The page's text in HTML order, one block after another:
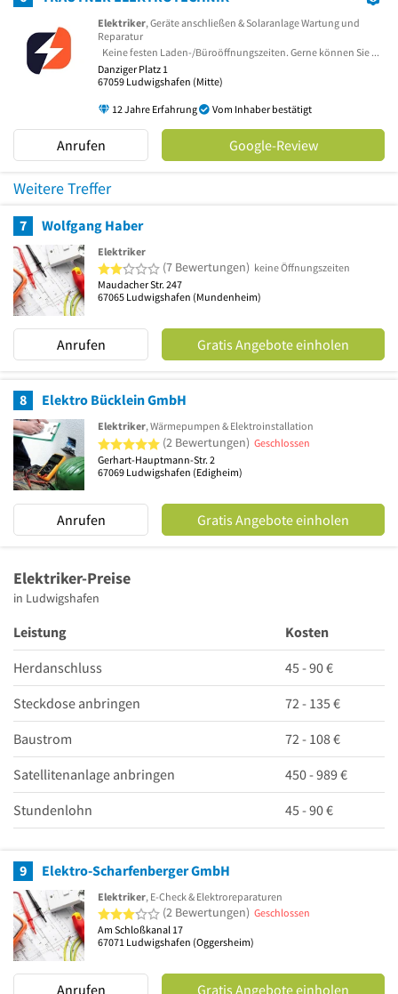
Elektriker, Geräte anschließen & Solaranlage Wartung und
Reparatur
Keine festen Laden-/Büroöffnungszeiten. Gerne können Sie per EMail oder Telefon einen Termin mit uns ausmachen. An unserere Smart-Home Ausstellungswand können Sie sich ein gutes Bild über unser Produktportfolio im Bereich Smart-Home machen.
Danziger Platz 1
67059 Ludwigshafen (Mitte)
12 Jahre Erfahrung Vom Inhaber bestätigt
Anrufen Google-Review
Weitere Treffer
7 Wolfgang Haber
Elektriker
2 von 5 Sternen
(7 Bewertungen) keine Öffnungszeiten
Maudacher Str. 247
67065 Ludwigshafen (Mundenheim)
Anrufen Gratis Angebote einholen
8 Elektro Bücklein GmbH
Elektriker, Wärmepumpen & Elektroinstallation
5 von 5 Sternen
(2 Bewertungen) Geschlossen
Gerhart-Hauptmann-Str. 2
67069 Ludwigshafen (Edigheim)
Anrufen Gratis Angebote einholen
Elektriker-Preise
in Ludwigshafen
Leistung
Kosten
Herdanschluss
45 - 90 €
Steckdose anbringen
72 - 135 €
Baustrom
72 - 108 €
Satellitenanlage anbringen
450 - 989 €
Stundenlohn
45 - 90 €
9 Elektro-Scharfenberger GmbH
Elektriker, E-Check & Elektroreparaturen
3 von 5 Sternen
(2 Bewertungen) Geschlossen
Am Schloßkanal 17
67071 Ludwigshafen (Oggersheim)
Anrufen Gratis Angebote einholen